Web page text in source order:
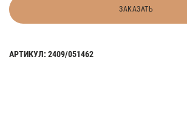
ЗАКАЗАТЬ
АРТИКУЛ: 2409/051462